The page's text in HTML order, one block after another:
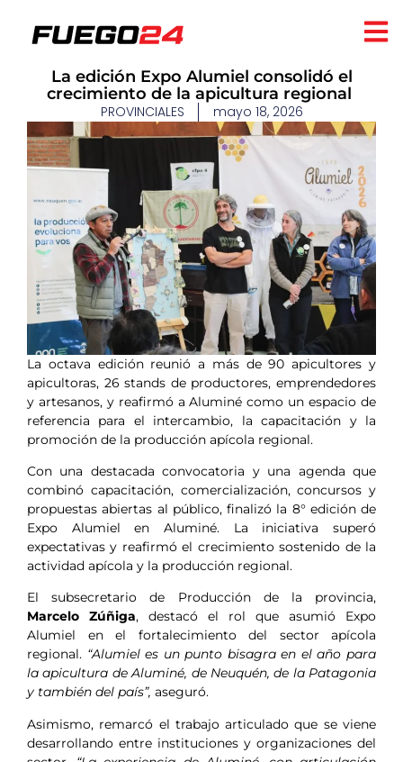
​La edición Expo Alumiel consolidó el
crecimiento de la apicultura regional ​
PROVINCIALES mayo 18, 2026
La octava edición reunió a más de 90 apicultores y
apicultoras, 26 stands de productores, emprendedores
y artesanos, y reafirmó a Aluminé como un espacio de
referencia para el intercambio, la capacitación y la
promoción de la producción apícola regional.
Con una destacada convocatoria y una agenda que
combinó capacitación, comercialización, concursos y
propuestas abiertas al público, finalizó la 8° edición de
Expo Alumiel en Aluminé. La iniciativa superó
expectativas y reafirmó el crecimiento sostenido de la
actividad apícola y la producción regional.
El subsecretario de Producción de la provincia,
Marcelo Zúñiga, destacó el rol que asumió Expo
Alumiel en el fortalecimiento del sector apícola
regional. “Alumiel es un punto bisagra en el año para
la apicultura de Aluminé, de Neuquén, de la Patagonia
y también del país”, aseguró.
Asimismo, remarcó el trabajo articulado que se viene
desarrollando entre instituciones y organizaciones del